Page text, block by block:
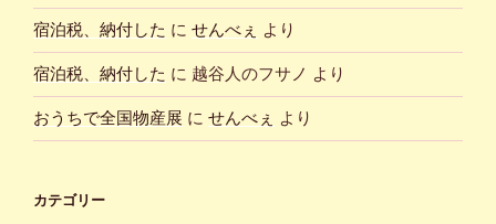
宿泊税、納付した に せんべぇ より
宿泊税、納付した に 越谷人のフサノ より
おうちで全国物産展 に せんべぇ より
カテゴリー